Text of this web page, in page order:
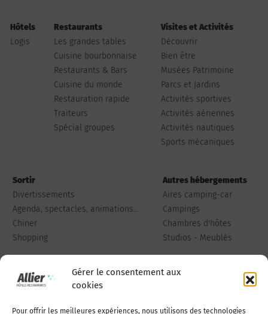
Gérer le consentement aux
cookies
Pour offrir les meilleures expériences, nous utilisons des technologies
Hôtels
Logis
Restaurants
Les grandes tables
Cuisine bourbonnaise
Restaurants & Bars
Cuisine du monde
Restauration rapide
Traiteurs
Spécial groupes
Visites et Activités
Découvrir
Bien être
Musées Patrimoine
Parcs et Jardins
Activités sportives
Activités aériennes
Activités nautiques
Sports mécaniques
Sortir
Divertissements
Agenda, spectacles, animations...
Chiner
Shopping
Autres hébergements
Aires camping-car
Campings
Chambres d'hôtes
Studios - Meublés